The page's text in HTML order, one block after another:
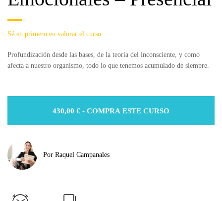
Sé en primero en valorar el curso
Profundización desde las bases, de la teoría del inconsciente, y como
afecta a nuestro organismo, todo lo que tenemos acumulado de siempre.
430,00 € - COMPRA ESTE CURSO
Por Raquel Campanales